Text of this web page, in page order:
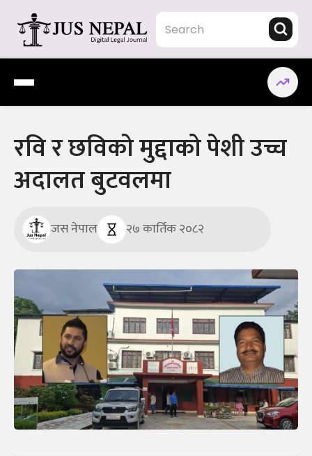
content
Jus Nepal | www.jusnepal.com
Digital Legal Journal
रवि र छविको मुद्दाकाे पेशी उच्च
अदालत बुटवलमा
जस नेपाल २७ कार्तिक २०८२